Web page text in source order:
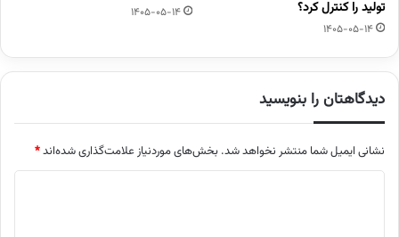
تولید را کنترل کرد؟
1405-05-14
1405-05-14
دیدگاهتان را بنویسید
نشانی ایمیل شما منتشر نخواهد شد. بخش‌های موردنیاز علامت‌گذاری شده‌اند*